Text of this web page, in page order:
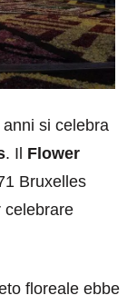
si celebra
. Il Flower
Bruxelles
celebrare
floreale ebbe